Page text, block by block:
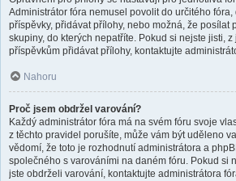
Administrátor fóra nemusel povolit do určitého
příspěvky, přidávat přílohy, nebo možná, že posílat
skupiny, do kterých nepatříte. Pokud si nejste jisti,
příspěvkům přidávat přílohy, kontaktujte
Nahoru
Proč jsem obdržel varování?
Každý administrátor fóra má na svém fóru svoje
z těchto pravidel porušíte, může vám být uděleno
vědomí, že toto je rozhodnutí administrátora a
společného s varováními na daném fóru. Pokud si
jste obdrželi varování, kontaktujte administrátora